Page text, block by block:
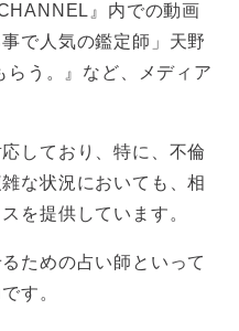
』内での動画
で人気の鑑定師」天野
う。』など、メディア
しており、特に、不倫
な状況においても、相
を提供しています。
ための占い師といって
す。